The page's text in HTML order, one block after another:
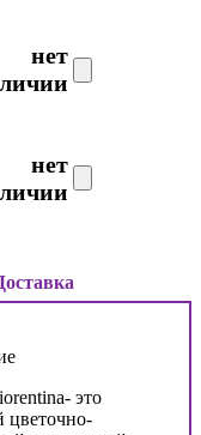
нет
нет
это
цветочно-